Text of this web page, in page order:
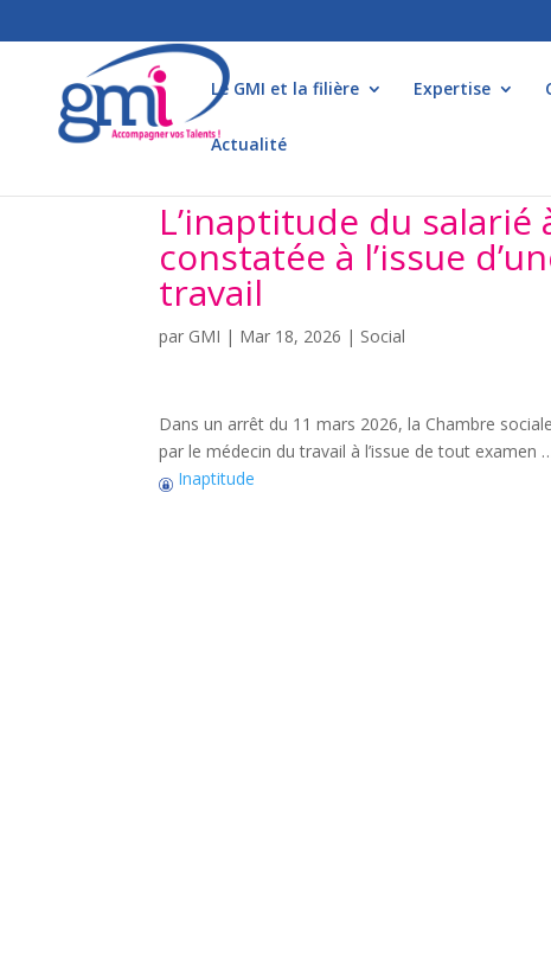
Le GMI et la filière Expertise
Actualité
L’inaptitude du
constatée à l’issue
travail
par GMI | Mar 18, 2026 | Social
Dans un arrêt du 11 mars 2026, la Chambre
par le médecin du travail à l’issue de tout examen
Inaptitude